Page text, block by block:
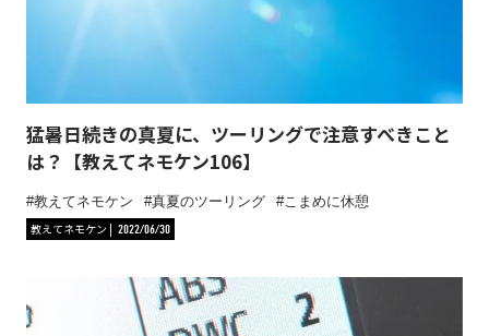
猛暑日続きの真夏に、ツーリングで注意すべきこと
は？【教えてネモケン106】
教えてネモケン 真夏のツーリング
こまめに休憩
教えてネモケン
2022/06/30